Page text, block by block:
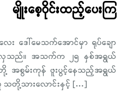
းစေ့ဝိုင်းထည့်ပေးကြ
ဒေါ်မေသက်အောင်မှာ ရုပ်ချော
သည်။ အသက်က ၂၅ နှစ်အရွယ်
တို့ အစွမ်းကုန် ဖူးပွင့်နေသည့်အရွယ်
သတို့သားလောင်းနှင့် […]